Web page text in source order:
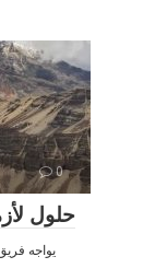
0
4 حلول
يواجه